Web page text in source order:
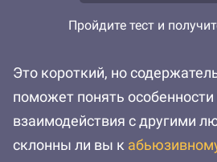
Пройдите тест и
Это короткий, но
поможет понять
взаимодействия с другими
склонны ли вы к